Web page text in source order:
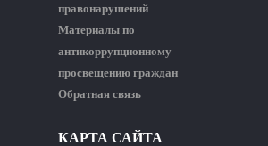
правонарушений
Материалы по
антикоррупционному
просвещению граждан
Обратная связь
КАРТА САЙТА